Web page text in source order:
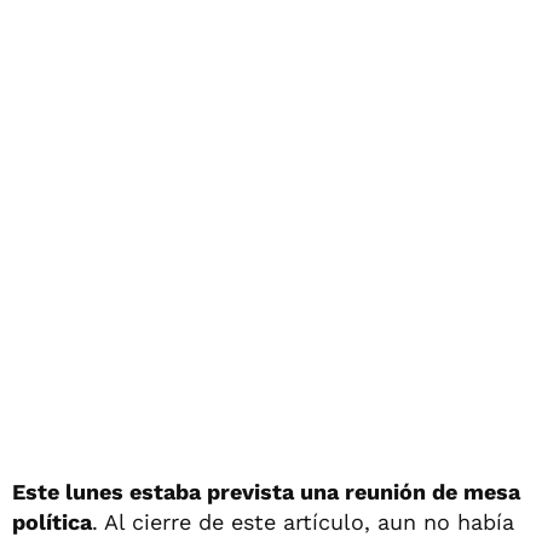
Este lunes estaba prevista una reunión de mesa
política. Al cierre de este artículo, aun no había